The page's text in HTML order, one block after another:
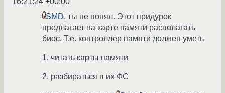
16:21:24 +00:00
SMD, ты не понял. Этот придурок
предлагает на карте памяти располагать
биос. Т.е. контроллер памяти должен уметь
1. читать карты памяти
2. разбираться в их ФС